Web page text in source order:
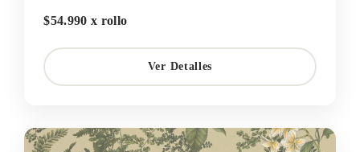
$54.990 x rollo
Ver Detalles